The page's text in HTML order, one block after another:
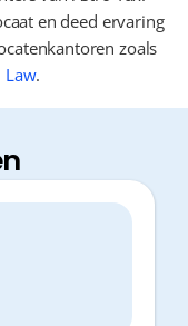
en deed ervaring
zoals
Law.